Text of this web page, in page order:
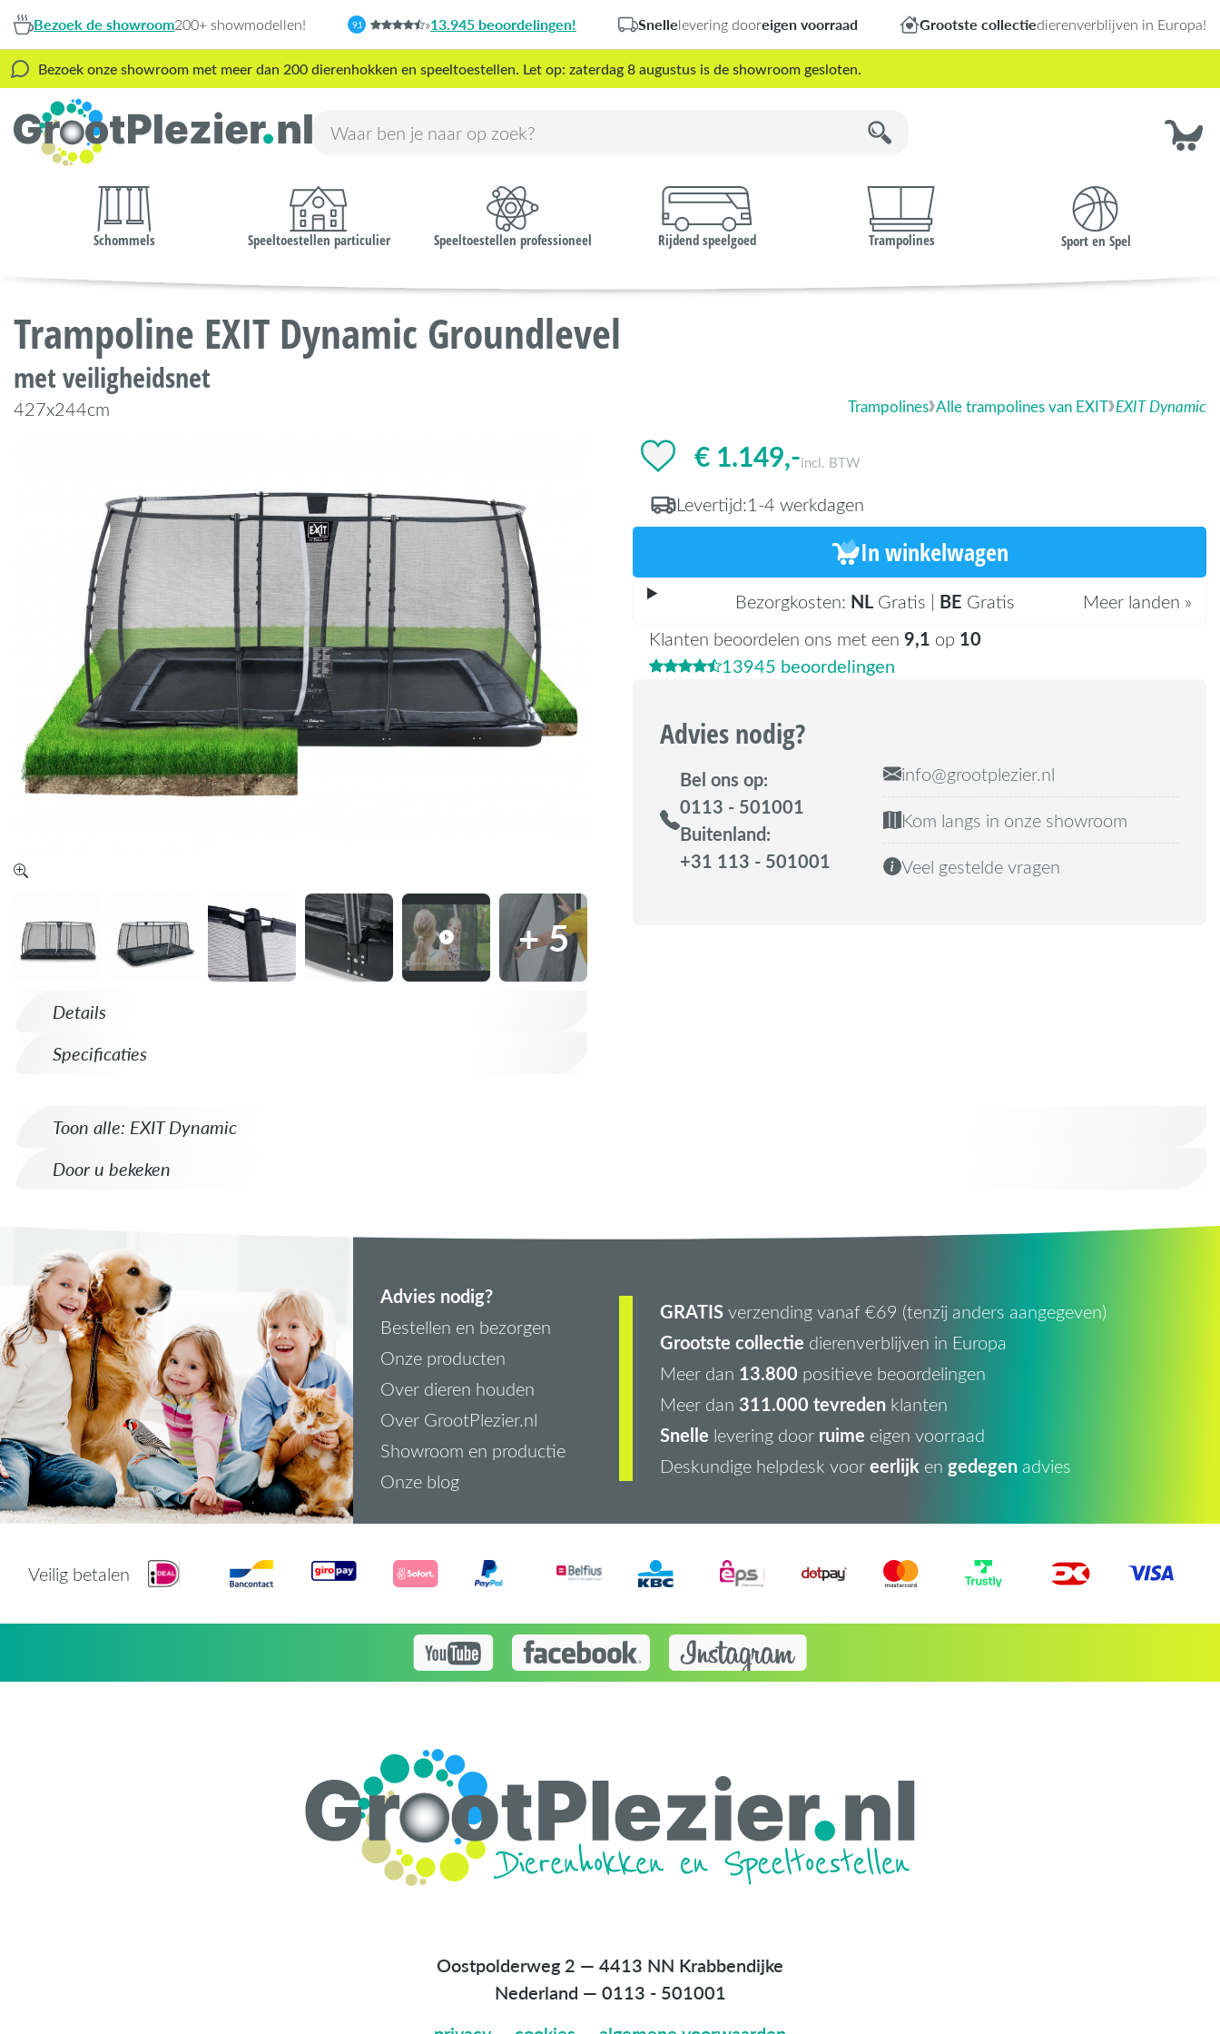
Bezoek de showroom200+ showmodellen! 9,1 »13.945 beoordelingen! Snellelevering dooreigen voorraad Grootste collectiedierenverblijven in Europa!
Bezoek onze showroom met meer dan 200 dierenhokken en speeltoestellen. Let op: zaterdag 8 augustus is de showroom gesloten.
Schommels Speeltoestellen particulier Speeltoestellen professioneel Rijdend speelgoed Trampolines Sport en Spel
Trampoline EXIT Dynamic Groundlevel
met veiligheidsnet
427x244cm Trampolines Alle trampolines van EXIT EXIT Dynamic
+ 5
Details
Specificaties
€ 1.149,-incl. BTW
Levertijd:1-4 werkdagen
In winkelwagen
Bezorgkosten: NLGratis | BE Gratis
Meer landen »
Klanten beoordelen ons met een 9,1 op 10
13945 beoordelingen
Advies nodig?
Bel ons op:
0113 - 501001
Buitenland:
+31 113 - 501001
info@grootplezier.nl
Kom langs in onze showroom
Veel gestelde vragen
Toon alle: EXIT Dynamic
Door u bekeken
Advies nodig?
Bestellen en bezorgen
Onze producten
Over dieren houden
Over GrootPlezier.nl
Showroom en productie
Onze blog
GRATISverzending vanaf €69 (tenzij anders aangegeven)
Grootste collectie dierenverblijven in Europa
Meer dan 13.800 positieve beoordelingen
Meer dan 311.000 tevredenklanten
Snelle levering door ruime eigen voorraad
Deskundige helpdesk vooreerlijken gedegenadvies
Veilig betalen
Oostpolderweg 2 — 4413 NN Krabbendijke
Nederland — 0113 - 501001